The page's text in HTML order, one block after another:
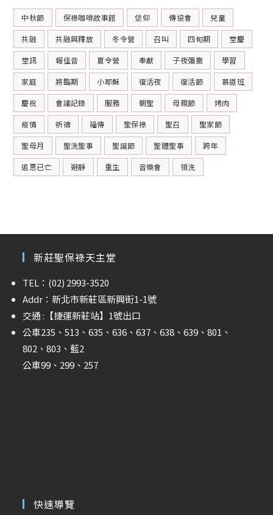
中秋節 保祿咖啡故事館 信仰 傳協會 兒童
共融 共融與釋放 冬令營 召叫 四旬期 堂慶
堂訊 報佳音 夏令營 奉獻 子夜彌撒 學習
家庭 將臨期 小耶穌 復活夜 復活節 慕道班
慶祝 會議記錄 服務 朝聖 母親節 烤肉
疫情 祈禱 福傳 聖保祿 聖召 聖家節
聖母月 聖洗聖事 聖誕節 聖體聖事 跨年
追思已亡 避靜 重生 音樂會 領洗
新莊聖保祿天主堂
TEL：(02) 2993-3520
Addr：新北市新莊區新興街1-1號
交通 : 【捷運新莊站】 1號出口
公車235、513、635、636、637、638、639、801、
802、803、藍2
公車99、299、257
快速導覽